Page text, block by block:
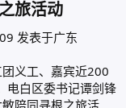
旅活动
发表于广东
义工、嘉宾近200
电白区委书记谭剑锋
陪同寻根之旅活